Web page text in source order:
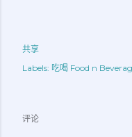
共享
Labels: 吃喝 Food n
评论